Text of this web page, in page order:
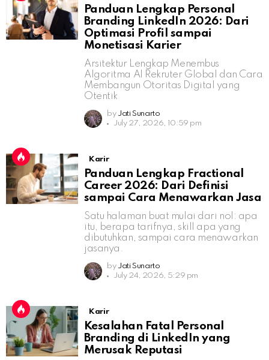
Panduan Lengkap Personal
Branding LinkedIn 2026: Dari
Optimasi Profil sampai
Monetisasi Karier
Arsitektur Lengkap Menembus
Algoritma AI Rekruter Global dan Cara
Membangun Otoritas Digital yang
Otentik
by Jati Sunarto
July 27, 2026, 10:59 pm
Karir
Panduan Lengkap Fractional
Career 2026: Dari Definisi
sampai Cara Menawarkan Jasa
Satu halaman buat mulai dari nol: apa
itu, berapa tarifnya, skill apa yang
dibutuhkan, sampai cara menawarkan
jasanya.
by Jati Sunarto
July 24, 2026, 5:29 pm
Karir
Kesalahan Fatal Personal
Branding di LinkedIn yang
Merusak Reputasi